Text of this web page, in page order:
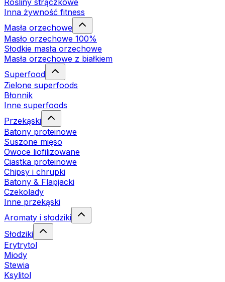
Rośliny strączkowe
Inna żywność fitness
Masła orzechowe
Masło orzechowe 100%
Słodkie masła orzechowe
Masła orzechowe z białkiem
Superfood
Zielone superfoods
Błonnik
Inne superfoods
Przekąski
Batony proteinowe
Suszone mięso
Owoce liofilizowane
Ciastka proteinowe
Chipsy i chrupki
Batony & Flapjacki
Czekolady
Inne przekąski
Aromaty i słodziki
Słodziki
Erytrytol
Miody
Stewia
Ksylitol